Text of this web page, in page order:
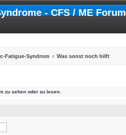
- CFS / ME Forum
Fatigue-Syndrom Was sonst noch hilft
zu sehen oder zu lesen.